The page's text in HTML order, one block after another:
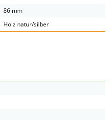
86 mm
Holz natur/silber